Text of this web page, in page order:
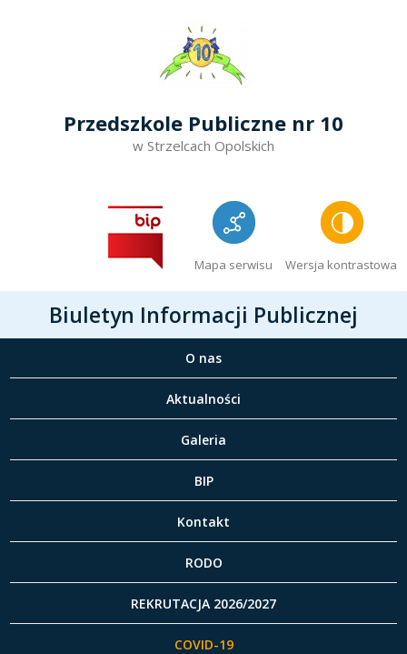
Przedszkole Publiczne nr 10
w Strzelcach Opolskich
Mapa serwisu Wersja kontrastowa
Biuletyn Informacji Publicznej
O nas
Aktualności
Galeria
BIP
Kontakt
RODO
REKRUTACJA 2026/2027
COVID-19